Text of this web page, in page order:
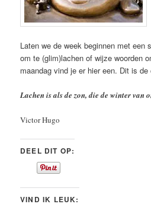
Laten we de week beginnen met een
om te (glim)lachen of wijze woorden
maandag vind je er hier een. Dit is de
Lachen is als de zon, die de winter van
Victor Hugo
DEEL DIT OP:
VIND IK LEUK: